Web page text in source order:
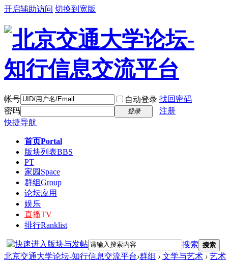
开启辅助访问 切换到宽版
帐号 自动登录 找回密码
密码
登录
注册
快捷导航
首页Portal
版块列表BBS
PT
家园 Space
群组Group
论坛应用
娱乐
直播TV
排行Ranklist
搜索 搜索
北京交通大学论坛-知行信息交流平台›群组 › 文学与艺术 › 艺术